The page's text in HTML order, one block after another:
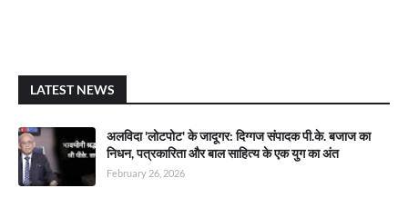
LATEST NEWS
अलविदा 'लोटपोट' के जादूगर: दिग्गज संपादक पी.के. बजाज का
निधन, पत्रकारिता और बाल साहित्य के एक युग का अंत
February 26, 2026